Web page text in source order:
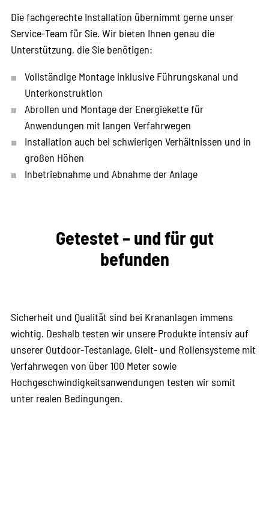
Die fachgerechte Installation übernimmt gerne unser
Service-Team für Sie. Wir bieten Ihnen genau die
Unterstützung, die Sie benötigen:
Vollständige Montage inklusive Führungskanal und
Unterkonstruktion
Abrollen und Montage der Energiekette für
Anwendungen mit langen Verfahrwegen
Installation auch bei schwierigen Verhältnissen und in
großen Höhen
Inbetriebnahme und Abnahme der Anlage
Getestet – und für gut
befunden
Sicherheit und Qualität sind bei Krananlagen immens
wichtig. Deshalb testen wir unsere Produkte intensiv auf
unserer Outdoor-Testanlage. Gleit- und Rollensysteme mit
Verfahrwegen von über 100 Meter sowie
Hochgeschwindigkeitsanwendungen testen wir somit
unter realen Bedingungen.